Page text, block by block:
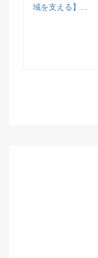
域を支える】...